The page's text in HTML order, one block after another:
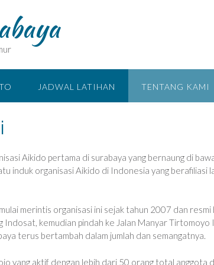
JADWAL LATIHAN TENTANG KAMI
Aikido pertama di surabaya yang bernaung di
induk organisasi Aikido di Indonesia yang berafiliasi
merintis organisasi ini sejak tahun 2007 dan
Indosat, kemudian pindah ke Jalan Manyar Tirtomoyo
terus bertambah dalam jumlah dan semangatnya.
yang aktif dengan lebih dari 50 orang total anggota